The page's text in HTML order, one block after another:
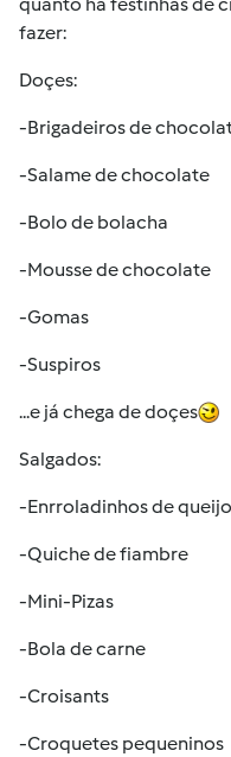
fazer:
Doçes:
-Brigadeiros de
-Salame de chocolate
-Bolo de bolacha
-Mousse de chocolate
-Gomas
-Suspiros
...e já chega de doçes
Salgados:
-Enrroladinhos de
-Quiche de fiambre
-Mini-Pizas
-Bola de carne
-Croisants
-Croquetes pequeninos